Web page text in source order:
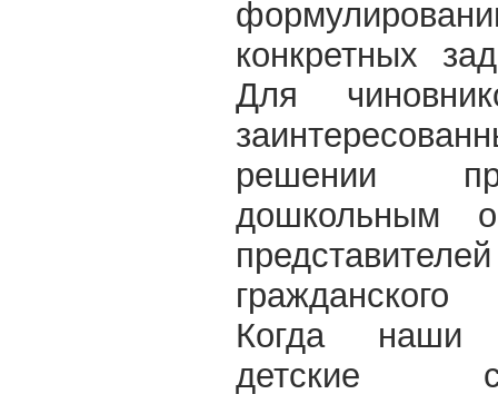
конкретных
Для
решении
дошкольным
представителей
Когда